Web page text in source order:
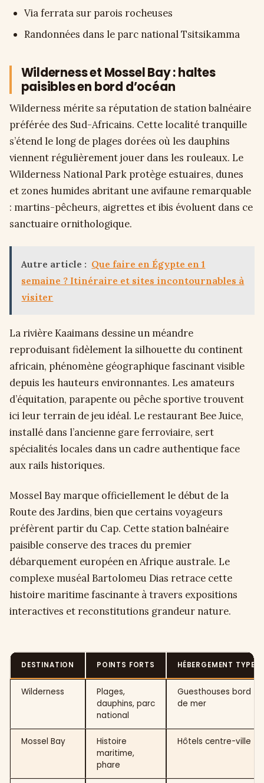
Via ferrata sur parois rocheuses
Randonnées dans le parc national Tsitsikamma
Wilderness et Mossel Bay : haltes
paisibles en bord d’océan
Wilderness mérite sa réputation de station balnéaire
préférée des Sud-Africains. Cette localité tranquille
s’étend le long de plages dorées où les dauphins
viennent régulièrement jouer dans les rouleaux. Le
Wilderness National Park protège estuaires, dunes
et zones humides abritant une avifaune remarquable
: martins-pêcheurs, aigrettes et ibis évoluent dans ce
sanctuaire ornithologique.
Autre article : Que faire en Égypte en 1
semaine ? Itinéraire et sites incontournables à
visiter
La rivière Kaaimans dessine un méandre
reproduisant fidèlement la silhouette du continent
africain, phénomène géographique fascinant visible
depuis les hauteurs environnantes. Les amateurs
d’équitation, parapente ou pêche sportive trouvent
ici leur terrain de jeu idéal. Le restaurant Bee Juice,
installé dans l’ancienne gare ferroviaire, sert
spécialités locales dans un cadre authentique face
aux rails historiques.
Mossel Bay marque officiellement le début de la
Route des Jardins, bien que certains voyageurs
préfèrent partir du Cap. Cette station balnéaire
paisible conserve des traces du premier
débarquement européen en Afrique australe. Le
complexe muséal Bartolomeu Dias retrace cette
histoire maritime fascinante à travers expositions
interactives et reconstitutions grandeur nature.
DESTINATION POINTS FORTS HÉBERGEMENT TYPE
Wilderness
Plages,
dauphins, parc
national
Guesthouses bord
de mer
Mossel Bay
Histoire
maritime,
phare
Hôtels centre-ville